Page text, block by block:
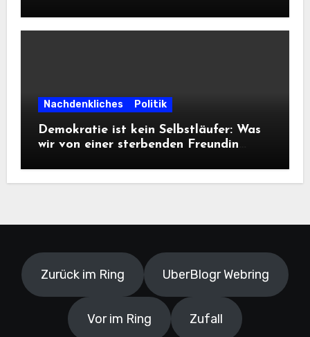
Informationsfreiheit!
Nachdenkliches Politik
Demokratie ist kein Selbstläufer: Was
wir von einer sterbenden Freundin
Zurück im Ring UberBlogr Webring
Vor im Ring Zufall